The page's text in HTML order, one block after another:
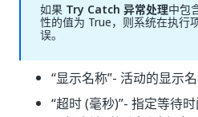
如果 Try Catch 异常处理中包
性的值为 True，则系统在执行
误。
“显示名称”- 活动的显示名
“超时 (毫秒)”- 指定等待